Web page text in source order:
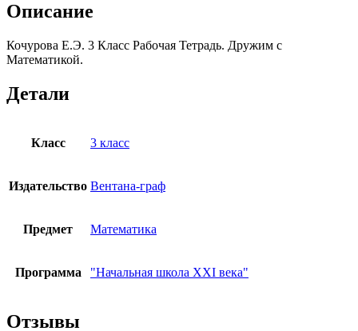
Е.Э.
Описание
Кочурова Е.Э. 3 Класс Рабочая Тетрадь. Дружим с
Математикой.
Детали
Класс 3 класс
Издательство Вентана-граф
Предмет Математика
Программа "Начальная школа XXI века"
Отзывы